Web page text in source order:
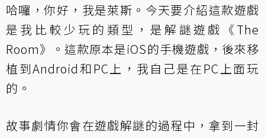
哈囉，你好，我是萊斯。今天要介紹這款遊戲
是我比較少玩的類型，是解謎遊戲《The
Room》。這款原本是iOS的手機遊戲，後來移
植到Android和PC上，我自己是在PC上面玩
的。
故事劇情你會在遊戲解謎的過程中，拿到一封